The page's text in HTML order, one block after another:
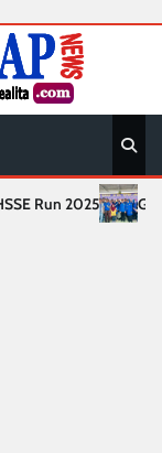
Gebyar Semarak